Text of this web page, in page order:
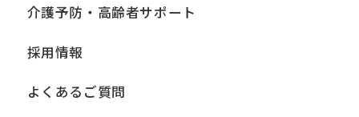
介護予防・高齢者サポート
採用情報
よくあるご質問